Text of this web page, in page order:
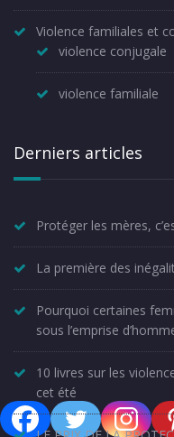
Violence familiales et
violence conjugale
violence familiale
Derniers articles
Protéger les mères,
La première des
Pourquoi certaines
sous l’emprise
10 livres sur les
cet été